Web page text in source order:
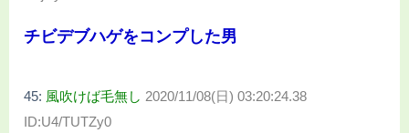
チビデブハゲをコンプした男
45: 風吹けば毛無し 2020/11/08(日) 03:20:24.38
ID:U4/TUTZy0